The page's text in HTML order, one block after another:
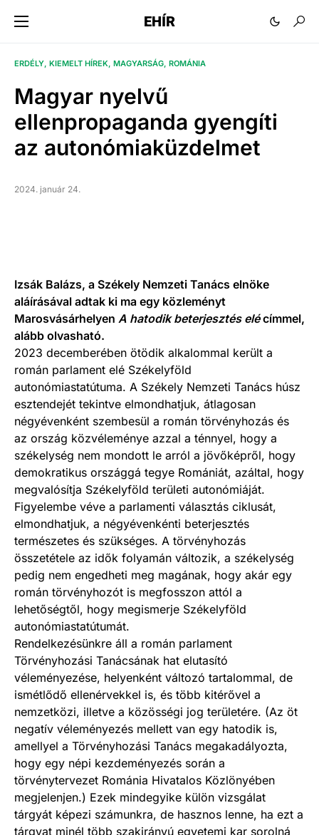
EHÍR
ERDÉLY KIEMELT HÍREK MAGYARSÁG ROMÁNIA
Magyar nyelvű
ellenpropaganda gyengíti
az autonómiaküzdelmet
2024. január 24.
Izsák Balázs, a Székely Nemzeti Tanács elnöke
aláírásával adtak ki ma egy közleményt
Marosvásárhelyen A hatodik beterjesztés elécímmel,
alább olvasható.
2023 decemberében ötödik alkalommal került a
román parlament elé Székelyföld
autonómiastatútuma. A Székely Nemzeti Tanács húsz
esztendejét tekintve elmondhatjuk, átlagosan
négyévenként szembesül a román törvényhozás és
az ország közvéleménye azzal a ténnyel, hogy a
székelység nem mondott le arról a jövőképről, hogy
demokratikus országgá tegye Romániát, azáltal, hogy
megvalósítja Székelyföld területi autonómiáját.
Figyelembe véve a parlamenti választás ciklusát,
elmondhatjuk, a négyévenkénti beterjesztés
természetes és szükséges. A törvényhozás
összetétele az idők folyamán változik, a székelység
pedig nem engedheti meg magának, hogy akár egy
román törvényhozót is megfosszon attól a
lehetőségtől, hogy megismerje Székelyföld
autonómiastatútumát.
Rendelkezésünkre áll a román parlament
Törvényhozási Tanácsának hat elutasító
véleményezése, helyenként változó tartalommal, de
ismétlődő ellenérvekkel is, és több kitérővel a
nemzetközi, illetve a közösségi jog területére. (Az öt
negatív véleményezés mellett van egy hatodik is,
amellyel a Törvényhozási Tanács megakadályozta,
hogy egy népi kezdeményezés során a
törvénytervezet Románia Hivatalos Közlönyében
megjelenjen.) Ezek mindegyike külön vizsgálat
tárgyát képezi számunkra, de hasznos lenne, ha ezt a
tárgyat minél több szakirányú egyetemi kar sorolná